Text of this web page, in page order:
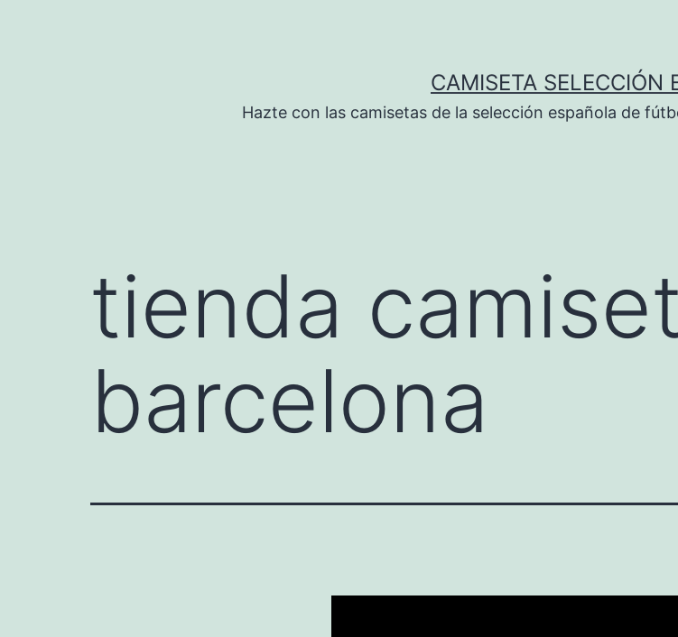
CAMISETA SELECCIÓN
Hazte con las camisetas de la selección española de
tienda
barcelona